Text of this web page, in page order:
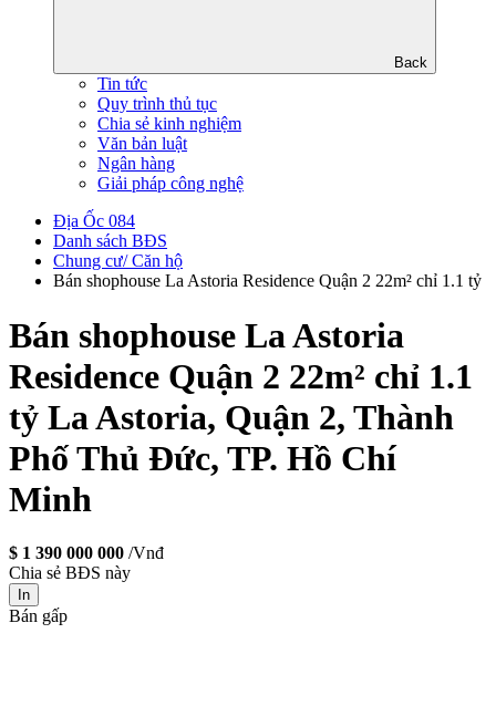
Back
Tin tức
Quy trình thủ tục
Chia sẻ kinh nghiệm
Văn bản luật
Ngân hàng
Giải pháp công nghệ
Địa Ốc 084
Danh sách BĐS
Chung cư/ Căn hộ
Bán shophouse La Astoria Residence Quận 2 22m² chỉ 1.1 tỷ
Bán shophouse La Astoria
Residence Quận 2 22m² chỉ 1.1
tỷ La Astoria, Quận 2, Thành
Phố Thủ Đức, TP. Hồ Chí
Minh
$ 1 390 000 000 /Vnđ
Chia sẻ BĐS này
In
Bán gấp